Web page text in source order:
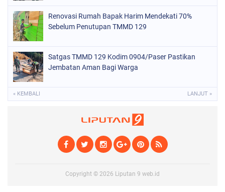
Renovasi Rumah Bapak Harim Mendekati 70%
Sebelum Penutupan TMMD 129
Satgas TMMD 129 Kodim 0904/Paser Pastikan
Jembatan Aman Bagi Warga
« KEMBALI LANJUT »
Copyright © 2026 Liputan 9 web.id